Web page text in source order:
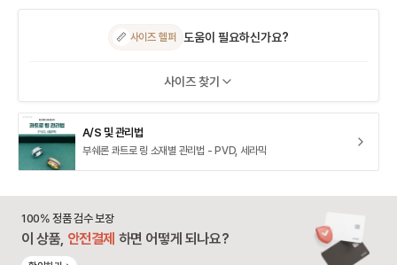
📏 사이즈 헬퍼 도움이 필요하신가요?
사이즈 찾기
A/S 및 관리법
부쉐론 콰트로 링 소재별 관리법 - PVD, 세라믹
100% 정품 검수 보장
이 상품, 안전결제 하면 어떻게 되나요?